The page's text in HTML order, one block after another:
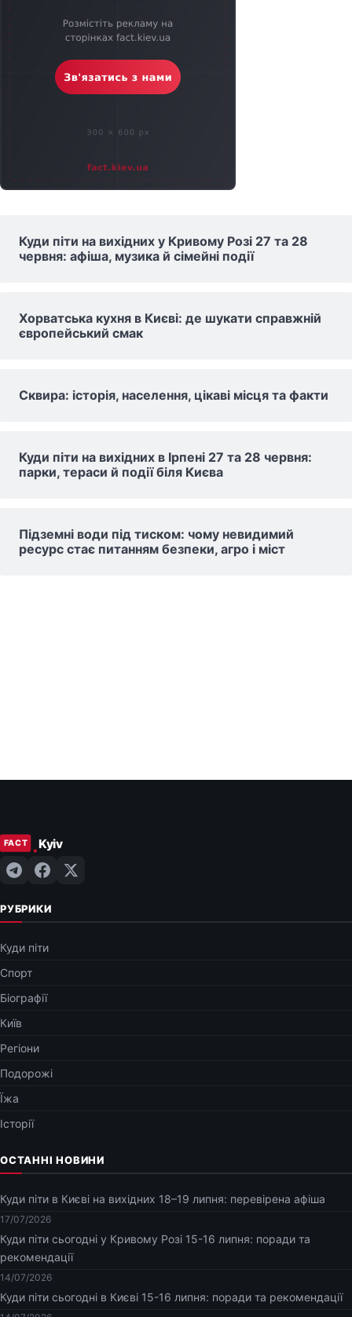
Куди піти на вихідних у Кривому Розі 27 та 28
червня: афіша, музика й сімейні події
Хорватська кухня в Києві: де шукати справжній
європейський смак
Сквира: історія, населення, цікаві місця та факти
Куди піти на вихідних в Ірпені 27 та 28 червня:
парки, тераси й події біля Києва
Підземні води під тиском: чому невидимий
ресурс стає питанням безпеки, агро і міст
РУБРИКИ
Куди піти
Спорт
Біографії
Київ
Регіони
Подорожі
Їжа
Історії
ОСТАННІ НОВИНИ
Куди піти в Києві на вихідних 18–19 липня: перевірена афіша
17/07/2026
Куди піти сьогодні у Кривому Розі 15-16 липня: поради та
рекомендації
14/07/2026
Куди піти сьогодні в Києві 15-16 липня: поради та рекомендації